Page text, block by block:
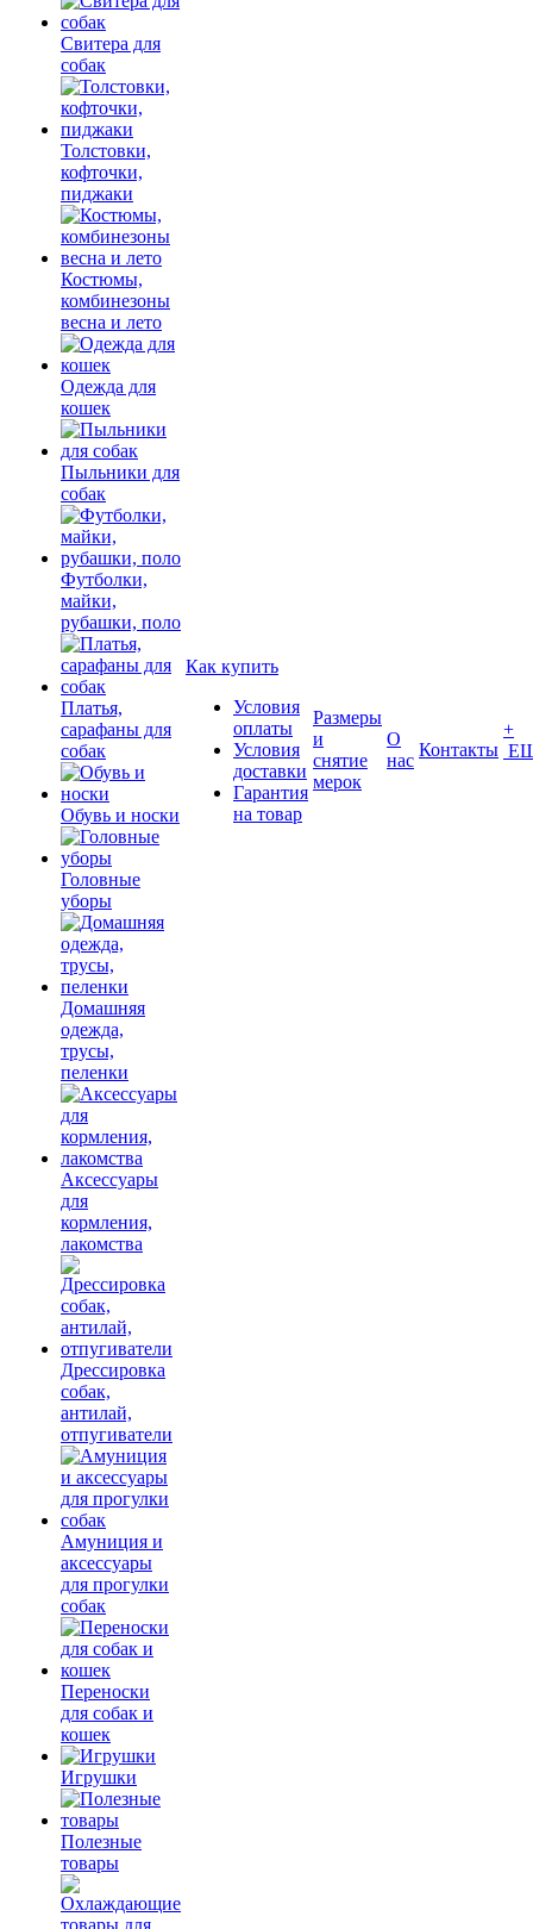
Свитера для
собак
Толстовки,
кофточки,
пиджаки
Костюмы,
комбинезоны
весна и лето
Одежда для
кошек
Пыльники для
собак
Футболки,
майки,
рубашки, поло
Платья,
сарафаны для
собак
Обувь и носки
Головные
уборы
Домашняя
одежда,
трусы,
пеленки
Аксессуары
для
кормления,
лакомства
Дрессировка
собак,
антилай,
отпугиватели
Амуниция и
аксессуары
для прогулки
собак
Переноски
для собак и
кошек
Игрушки
Полезные
товары
Как купить
Условия
оплаты
Условия
доставки
Гарантия
на товар
Размеры
и
снятие
мерок
О
нас
Контакты
+